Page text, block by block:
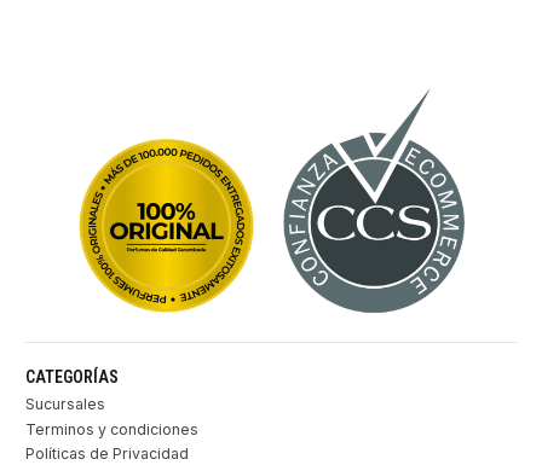
CATEGORÍAS
Sucursales
Terminos y condiciones
Políticas de Privacidad